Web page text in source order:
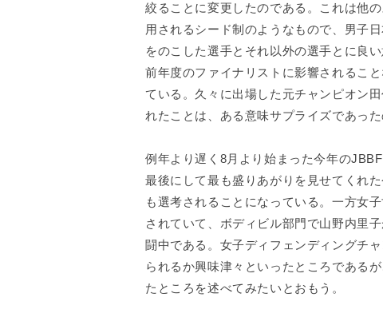
絞ることに変更したのである。これは他
用されるシード制のようなもので、男子
をのこした選手とそれ以外の選手とに良
前年度のファイナリストに影響されるこ
ている。久々に出場した元チャンピオン
れたことは、ある意味サプライズであっ
例年より遅く8月より始まった今年の
最後にして最も盛りあがりを見せてくれ
も選考されることになっている。一方女
されていて、ボディビル部門で山野内里
闘中である。女子ディフェンディングチ
られるか興味津々といったところである
たところを述べてみたいとおもう。